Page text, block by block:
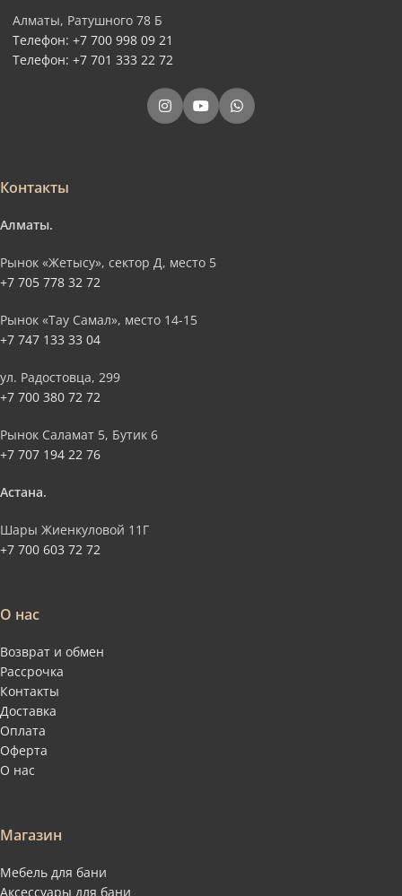
Алматы, Ратушного 78 Б
Телефон: +7 700 998 09 21
Телефон: +7 701 333 22 72
Контакты
Алматы.
Рынок «Жетысу», сектор Д, место 5
+7 705 778 32 72
Рынок «Тау Самал», место 14-15
+7 747 133 33 04
ул. Радостовца, 299
+7 700 380 72 72
Рынок Саламат 5, Бутик 6
+7 707 194 22 76
Астана.
Шары Жиенкуловой 11Г
+7 700 603 72 72
О нас
Возврат и обмен
Рассрочка
Контакты
Доставка
Оплата
Оферта
О нас
Магазин
Мебель для бани
Аксессуары для бани